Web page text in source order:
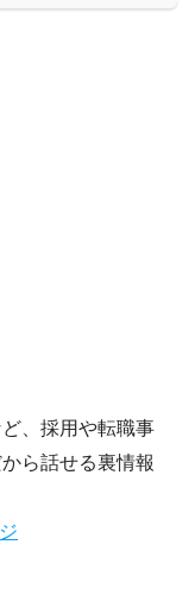
、採用や転職事
ら話せる裏情報